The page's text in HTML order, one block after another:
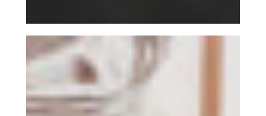
IntersectionsGalerie
Netplus